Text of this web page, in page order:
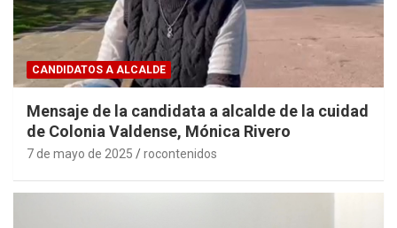
CANDIDATOS A ALCALDE
Mensaje de la candidata a alcalde de la cuidad
de Colonia Valdense, Mónica Rivero
7 de mayo de 2025 rocontenidos